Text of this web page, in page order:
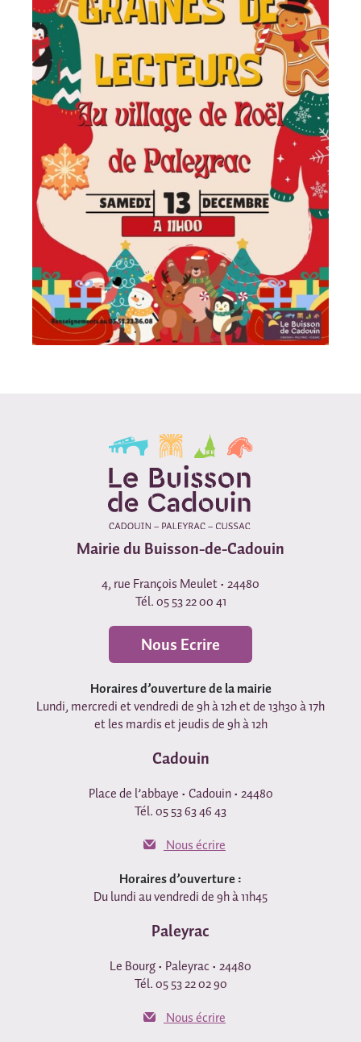
Mairie du Buisson-de-Cadouin
4, rue François Meulet • 24480
Tél. 05 53 22 00 41
Nous Ecrire
Horaires d’ouverture de la mairie
Lundi, mercredi et vendredi de 9h à 12h et de 13h30 à 17h
et les mardis et jeudis de 9h à 12h
Cadouin
Place de l’abbaye • Cadouin • 24480
Tél. 05 53 63 46 43
Nous écrire
Horaires d’ouverture :
Du lundi au vendredi de 9h à 11h45
Paleyrac
Le Bourg • Paleyrac • 24480
Tél. 05 53 22 02 90
Nous écrire